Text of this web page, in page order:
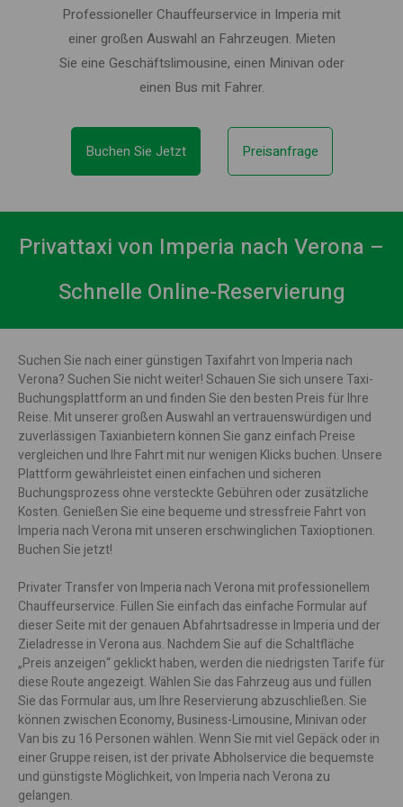
Professioneller Chauffeurservice in Imperia mit
einer großen Auswahl an Fahrzeugen. Mieten
Sie eine Geschäftslimousine, einen Minivan oder
einen Bus mit Fahrer.
Buchen Sie Jetzt Preisanfrage
Privattaxi von Imperia nach Verona –
Schnelle Online-Reservierung
Suchen Sie nach einer günstigen Taxifahrt von Imperia nach
Verona? Suchen Sie nicht weiter! Schauen Sie sich unsere Taxi-
Buchungsplattform an und finden Sie den besten Preis für Ihre
Reise. Mit unserer großen Auswahl an vertrauenswürdigen und
zuverlässigen Taxianbietern können Sie ganz einfach Preise
vergleichen und Ihre Fahrt mit nur wenigen Klicks buchen. Unsere
Plattform gewährleistet einen einfachen und sicheren
Buchungsprozess ohne versteckte Gebühren oder zusätzliche
Kosten. Genießen Sie eine bequeme und stressfreie Fahrt von
Imperia nach Verona mit unseren erschwinglichen Taxioptionen.
Buchen Sie jetzt!
Privater Transfer von Imperia nach Verona mit professionellem
Chauffeurservice. Füllen Sie einfach das einfache Formular auf
dieser Seite mit der genauen Abfahrtsadresse in Imperia und der
Zieladresse in Verona aus. Nachdem Sie auf die Schaltfläche
„Preis anzeigen“ geklickt haben, werden die niedrigsten Tarife für
diese Route angezeigt. Wählen Sie das Fahrzeug aus und füllen
Sie das Formular aus, um Ihre Reservierung abzuschließen. Sie
können zwischen Economy, Business-Limousine, Minivan oder
Van bis zu 16 Personen wählen. Wenn Sie mit viel Gepäck oder in
einer Gruppe reisen, ist der private Abholservice die bequemste
und günstigste Möglichkeit, von Imperia nach Verona zu
gelangen.